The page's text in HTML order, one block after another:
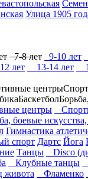
Улица 1905
7-8 лет 9-10 лет
лет 13-14 лет
центры
Баскетбол
центры
боевые
Гимнастика
спорт Дартс Йога
Танцы Disco
Клубные танцы
живота Фламенко